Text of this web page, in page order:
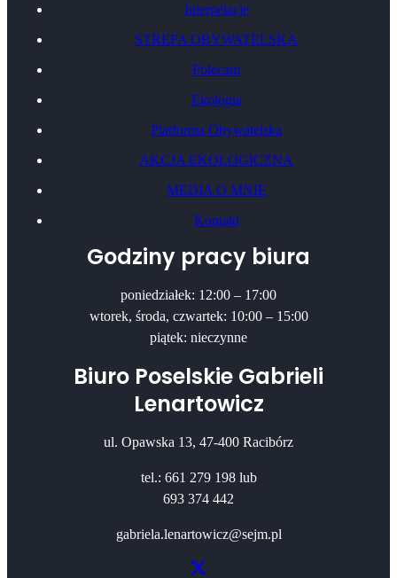
Interpelacje
STREFA OBYWATELSKA
Polecam
Ekologia
Platforma Obywatelska
AKCJA EKOLOGICZNA
MEDIA O MNIE
Kontakt
Godziny pracy biura
poniedziałek: 12:00 – 17:00
wtorek, środa, czwartek: 10:00 – 15:00
piątek: nieczynne
Biuro Poselskie Gabrieli
Lenartowicz
ul. Opawska 13, 47-400 Racibórz
tel.: 661 279 198 lub
693 374 442
gabriela.lenartowicz@sejm.pl